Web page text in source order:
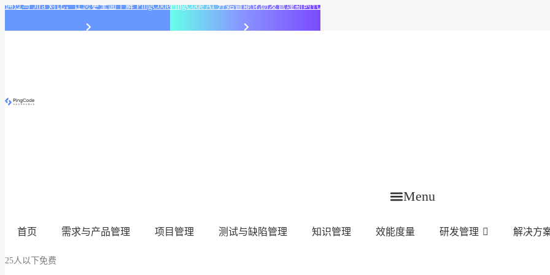
通过与 Jira 对比，让您更全面了解 PingCodePingCode AI 开始智能化研发管理新时代
Menu
首页 需求与产品管理 项目管理 测试与缺陷管理 知识管理 效能度量 研发管理 解决方
25人以下免费